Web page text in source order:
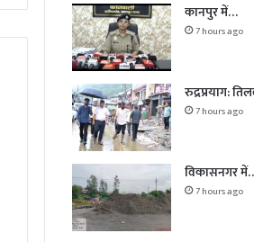
कानपुर में…
7 hours ago
रुद्रप्रयाग:
7 hours ago
विकासनगर
7 hours ago